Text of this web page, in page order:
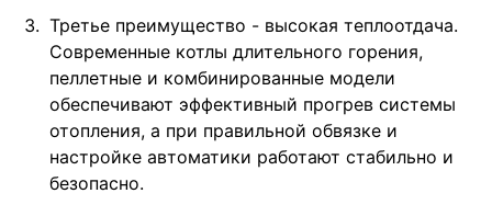
Третье преимущество - высокая теплоотдача.
Современные котлы длительного горения,
пеллетные и комбинированные модели
обеспечивают эффективный прогрев системы
отопления, а при правильной обвязке и
настройке автоматики работают стабильно и
безопасно.